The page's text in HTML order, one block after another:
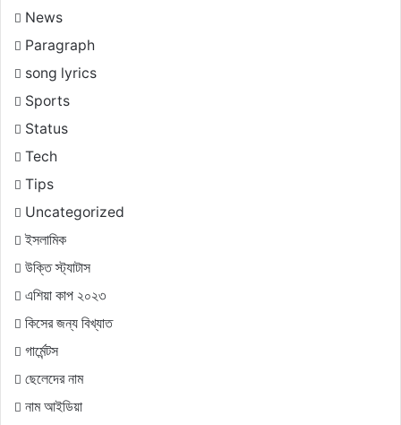
News
Paragraph
song lyrics
Sports
Status
Tech
Tips
Uncategorized
ইসলামিক
উক্তি স্ট্যাটাস
এশিয়া কাপ ২০২৩
কিসের জন্য বিখ্যাত
গার্মেন্টস
ছেলেদের নাম
নাম আইডিয়া